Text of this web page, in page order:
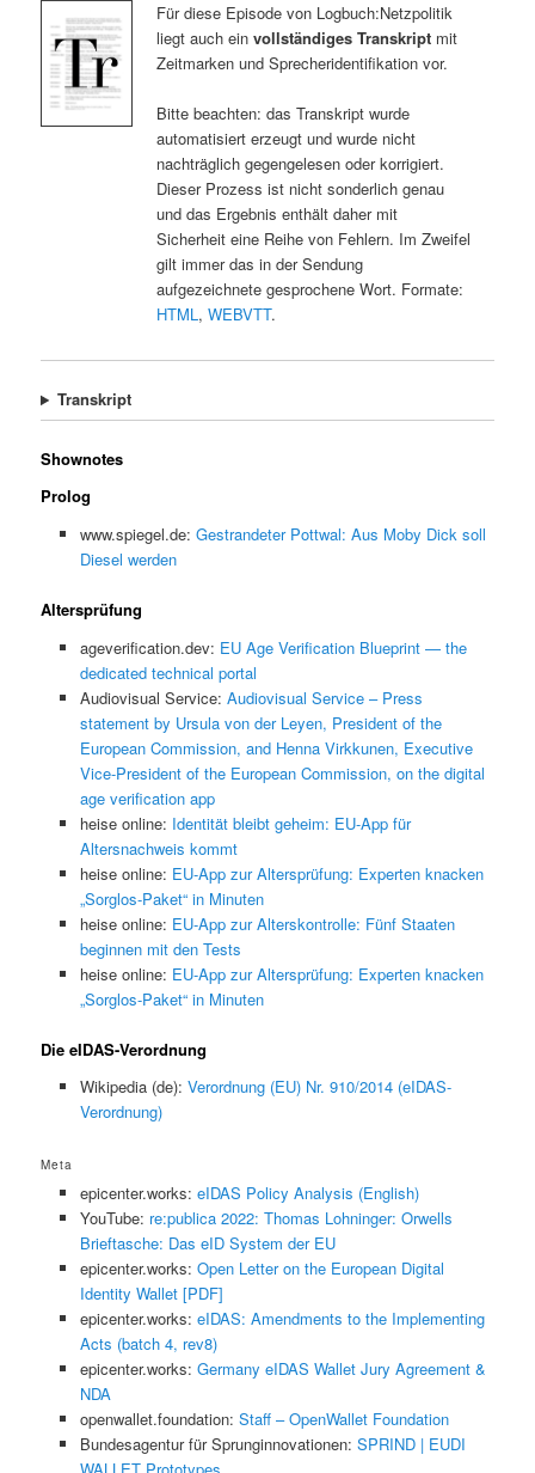
Für diese Episode von Logbuch:Netzpolitik
liegt auch ein vollständiges Transkriptmit
Zeitmarken und Sprecheridentifikation vor.
Bitte beachten: das Transkript wurde
automatisiert erzeugt und wurde nicht
nachträglich gegengelesen oder korrigiert.
Dieser Prozess ist nicht sonderlich genau
und das Ergebnis enthält daher mit
Sicherheit eine Reihe von Fehlern. Im Zweifel
gilt immer das in der Sendung
aufgezeichnete gesprochene Wort. Formate:
HTML, WEBVTT.
Transkript
Shownotes
Prolog
www.spiegel.de: Gestrandeter Pottwal: Aus Moby Dick soll
Diesel werden
Altersprüfung
ageverification.dev: EU Age Verification Blueprint — the
dedicated technical portal
Audiovisual Service: Audiovisual Service – Press
statement by Ursula von der Leyen, President of the
European Commission, and Henna Virkkunen, Executive
Vice-President of the European Commission, on the digital
age verification app
heise online: Identität bleibt geheim: EU-App für
Altersnachweis kommt
heise online: EU-App zur Altersprüfung: Experten knacken
„Sorglos-Paket“ in Minuten
heise online: EU-App zur Alterskontrolle: Fünf Staaten
beginnen mit den Tests
heise online: EU-App zur Altersprüfung: Experten knacken
„Sorglos-Paket“ in Minuten
Die eIDAS-Verordnung
Wikipedia (de): Verordnung (EU) Nr. 910/2014 (eIDAS-
Verordnung)
Meta
epicenter.works: eIDAS Policy Analysis (English)
YouTube: re:publica 2022: Thomas Lohninger: Orwells
Brieftasche: Das eID System der EU
epicenter.works: Open Letter on the European Digital
Identity Wallet [PDF]
epicenter.works: eIDAS: Amendments to the Implementing
Acts (batch 4, rev8)
epicenter.works: Germany eIDAS Wallet Jury Agreement &
NDA
openwallet.foundation: Staff – OpenWallet Foundation
Bundesagentur für Sprunginnovationen: SPRIND | EUDI